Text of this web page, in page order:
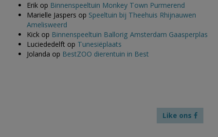
Erik op Binnenspeeltuin Monkey Town Purmerend
Marielle Jaspers op Speeltuin bij Theehuis Rhijnauwen
Amelisweerd
Kick op Binnenspeeltuin Ballorig Amsterdam Gaasperplas
Luciededelft op Tunesiëplaats
Jolanda op BestZOO dierentuin in Best
Like ons